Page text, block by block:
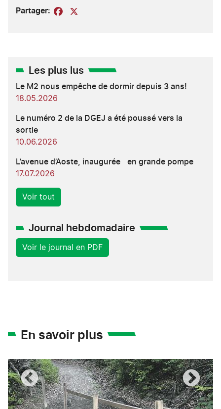
Partager: Facebook
Les plus lus
Le M2 nous empêche de dormir depuis 3 ans!
18.05.2026
Le numéro 2 de la DGEJ a été poussé vers la
sortie
10.06.2026
L’avenue d’Aoste, inaugurée en grande pompe
17.07.2026
Voir tout
Journal hebdomadaire
Voir le journal en PDF
En savoir plus